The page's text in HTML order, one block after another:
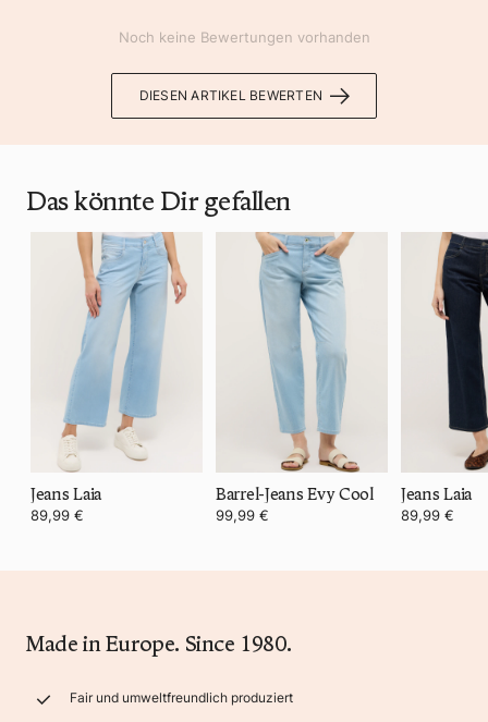
Noch keine Bewertungen vorhanden
DIESEN ARTIKEL BEWERTEN
Das könnte Dir gefallen
Jeans Laia
89,99 €
Barrel-Jeans Evy Cool
99,99 €
Jeans Laia
89,99 €
Made in Europe. Since 1980.
Fair und umweltfreundlich produziert